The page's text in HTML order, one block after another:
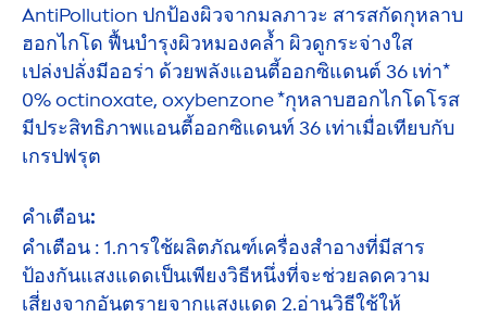
AntiPollution ปกป้องผิวจากมลภาวะ สารสกัดกุหลาบ
ฮอกไกโด ฟื้นบำรุงผิวหมองคล้ำ ผิวดูกระจ่างใส
เปล่งปลั่งมีออร่า ด้วยพลังแอนตี้ออกซิแดนต์ 36 เท่า*
0% octinoxate, oxybenzone *กุหลาบฮอกไกโดโรส
มีประสิทธิภาพแอนตี้ออกซิแดนท์ 36 เท่าเมื่อเทียบกับ
เกรปฟรุต
คำเตือน:
คำเตือน : 1.การใช้ผลิตภัณฑ์เครื่องสำอางที่มีสาร
ป้องกันแสงแดดเป็นเพียงวิธีหนึ่งที่จะช่วยลดความ
เสี่ยงจากอันตรายจากแสงแดด 2.อ่านวิธีใช้ให้